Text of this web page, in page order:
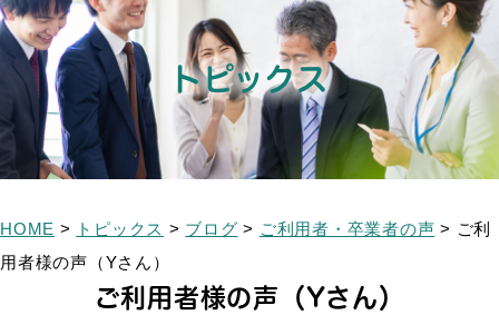
トピックス
HOME > トピックス > ブログ > ご利用者・卒業者の声 > ご利
用者様の声（Yさん）
ご利用者様の声（Yさん）